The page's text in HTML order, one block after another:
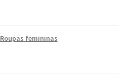
Roupas femininas